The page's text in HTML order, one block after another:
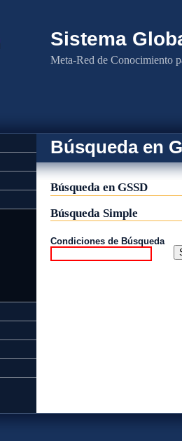
Sistema
Meta-Red de Conocimiento
Búsqueda en
Búsqueda en GSSD
Búsqueda Simple
Condiciones de Búsqueda